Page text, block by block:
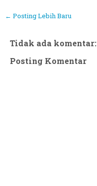
← Posting Lebih Baru
Tidak ada komentar:
Posting Komentar